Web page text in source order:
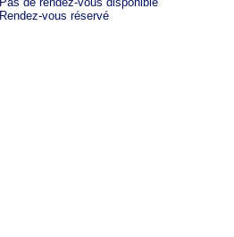
Rendez-vous réservé